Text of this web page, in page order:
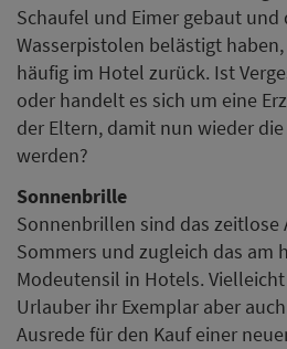
Schaufel und Eimer gebaut
Wasserpistolen belästigt
häufig im Hotel zurück. Ist
oder handelt es sich um eine
der Eltern, damit nun wieder
werden?
Sonnenbrille
Sonnenbrillen sind das zeitlose
Sommers und zugleich das am
Modeutensil in Hotels.
Urlauber ihr Exemplar aber
Ausrede für den Kauf einer